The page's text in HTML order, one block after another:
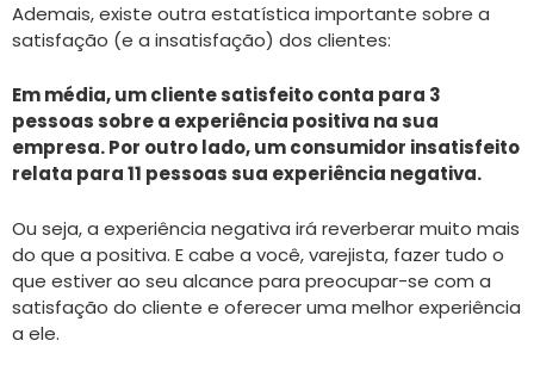
Ademais, existe outra estatística importante sobre a
satisfação (e a insatisfação) dos clientes:
Em média, um cliente satisfeito conta para 3
pessoas sobre a experiência positiva na sua
empresa. Por outro lado, um consumidor insatisfeito
relata para 11 pessoas sua experiência negativa.
Ou seja, a experiência negativa irá reverberar muito mais
do que a positiva. E cabe a você, varejista, fazer tudo o
que estiver ao seu alcance para preocupar-se com a
satisfação do cliente e oferecer uma melhor experiência
a ele.